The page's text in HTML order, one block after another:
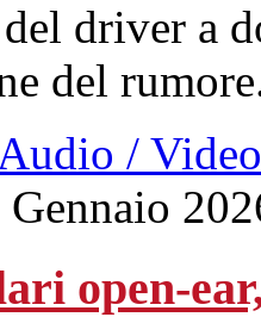
driver a
del
/
open-